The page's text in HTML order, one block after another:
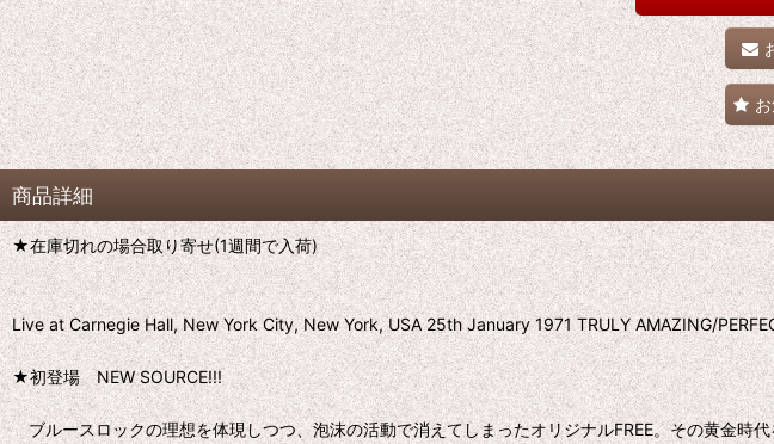
商品詳細
★在庫切れの場合取り寄せ(1週間で入荷)
Live at Carnegie Hall, New York City, New York, USA 25th January 1971 TRULY AMAZING/
★初登場 NEW SOURCE!!!
ブルースロックの理想を体現しつつ、泡沫の活動で消えてしまったオリジナルFREE。その黄金時